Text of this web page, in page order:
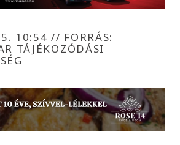
5. 10:54// FORRÁS:
TÁJÉKOZÓDÁSI